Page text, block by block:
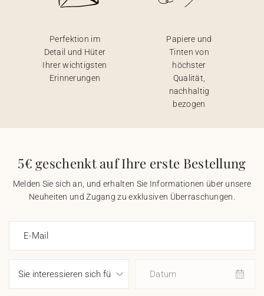
Perfektion im
Detail und Hüter
Ihrer wichtigsten
Erinnerungen
Papiere und
Tinten von
höchster
Qualität,
nachhaltig
bezogen
5€ geschenkt auf Ihre erste Bestellung
Melden Sie sich an, und erhalten Sie Informationen über unsere
Neuheiten und Zugang zu exklusiven Überraschungen.
E-Mail
Datum